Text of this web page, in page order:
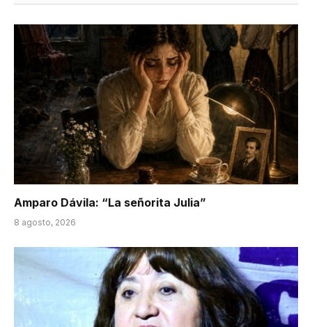
Amparo Dávila: “La señorita Julia”
8 agosto, 2026